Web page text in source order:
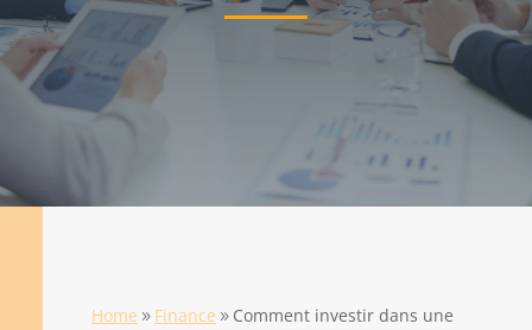
Home 9 Finance 9 Comment investir dans une